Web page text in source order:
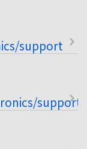
support
support